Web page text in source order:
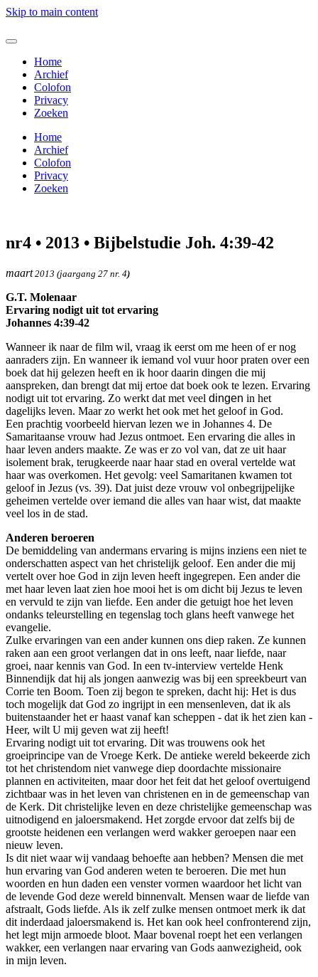
Skip to main content
Home
Archief
Colofon
Privacy
Zoeken
Home
Archief
Colofon
Privacy
Zoeken
nr4 • 2013 • Bijbelstudie Joh. 4:39-42
maart2013 (jaargang 27 nr. 4)
G.T. Molenaar
Ervaring nodigt uit tot ervaring
Johannes 4:39-42
Wanneer ik naar de film wil, vraag ik eerst om me heen of er nog
aanraders zijn. En wanneer ik iemand vol vuur hoor praten over een
boek dat hij gelezen heeft en ik hoor daarin dingen die mij
aanspreken, dan brengt dat mij ertoe dat boek ook te lezen. Ervaring
nodigt uit tot ervaring. Zo werkt dat met veel dingen in het
dagelijks leven. Maar zo werkt het ook met het geloof in God.
Een prachtig voorbeeld hiervan lezen we in Johannes 4. De
Samaritaanse vrouw had Jezus ontmoet. Een ervaring die alles in
haar leven anders maakte. Ze was er zo vol van, dat ze uit haar
isolement brak, terugkeerde naar haar stad en overal vertelde wat
haar was overkomen. Het gevolg: veel Samaritanen kwamen tot
geloof in Jezus (vs. 39). Dat juist deze vrouw vol onbegrijpelijke
geheimen vertelde over iemand die alles van haar wist, dat maakte
veel los in de stad.
Anderen beroeren
De bemiddeling van andermans ervaring is mijns inziens een niet te
onderschatten aspect van het christelijk geloof. Een ander die mij
vertelt over hoe God in zijn leven heeft ingegrepen. Een ander die
met haar leven laat zien hoe mooi het is om dicht bij Jezus te leven
en vervuld te zijn van liefde. Een ander die getuigt hoe het leven
ondanks teleurstelling en tegenslag toch glans heeft vanwege het
evangelie.
Zulke ervaringen van een ander kunnen ons diep raken. Ze kunnen
raken aan een groot verlangen dat in ons leeft, naar liefde, naar
groei, naar kennis van God. In een tv-interview vertelde Henk
Binnendijk dat hij als jongen aanwezig was bij een spreekbeurt van
Corrie ten Boom. Toen zij begon te spreken, dacht hij: Het is dus
toch mogelijk dat God zo ingrijpt in een mensenleven, dat ik als
buitenstaander het er haast vanaf kan scheppen - dat ik het zien kan -
Heer, wilt U mij geven wat zij heeft!
Ervaring nodigt uit tot ervaring. Dit was trouwens ook het
groeiprincipe van de Vroege Kerk. De antieke wereld bekeerde zich
tot het christendom niet vanwege diep doordachte missionaire
plannen en activiteiten, maar door het feit dat het geloof overtuigend
zichtbaar was in het leven van christenen en in de gemeenschap van
de Kerk. Dit christelijke leven en deze christelijke gemeenschap was
uitnodigend en jaloersmakend. Het zorgde ervoor dat zelfs bij de
grootste heidenen een verlangen werd wakker geroepen naar een
nieuw leven.
Is dit niet waar wij vandaag behoefte aan hebben? Mensen die met
hun ervaring van God anderen weten te beroeren. Die met hun
woorden en hun daden een venster vormen waardoor het licht van
de levende God deze wereld binnenvalt. Mensen waar de liefde van
afstraalt, Gods liefde. Als ik zelf zulke mensen ontmoet merk ik dat
dit inderdaad jaloersmakend is. Het kan ook heel confronterend zijn,
het legt mijn armoede bloot. Maar bovenal roept het een verlangen
wakker, een verlangen naar ervaring van Gods aanwezigheid, ook
in mijn leven.